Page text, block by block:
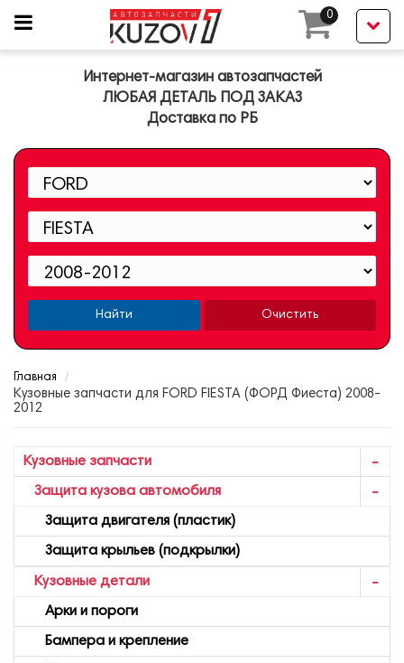
0
Интернет-магазин автозапчастей
ЛЮБАЯ ДЕТАЛЬ ПОД ЗАКАЗ
Доставка по РБ
Найти Очистить
Главная
Кузовные запчасти для FORD FIESTA (ФОРД Фиеста) 2008-
2012
Кузовные запчасти
Защита кузова автомобиля
Защита двигателя (пластик)
Защита крыльев (подкрылки)
Кузовные детали
Арки и пороги
Бампера и крепление